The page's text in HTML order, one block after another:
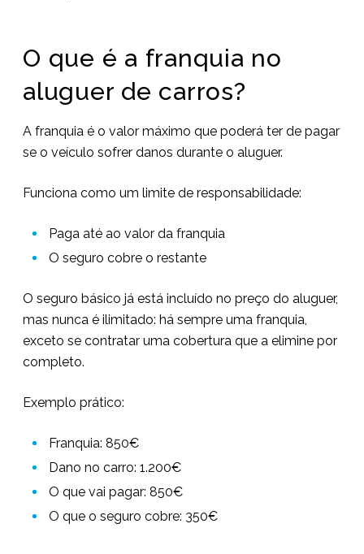
O que é a franquia no
aluguer de carros?
A franquia é o valor máximo que poderá ter de pagar
se o veículo sofrer danos durante o aluguer.
Funciona como um limite de responsabilidade:
Paga até ao valor da franquia
O seguro cobre o restante
O seguro básico já está incluído no preço do aluguer,
mas nunca é ilimitado: há sempre uma franquia,
exceto se contratar uma cobertura que a elimine por
completo.
Exemplo prático:
Franquia: 850€
Dano no carro: 1.200€
O que vai pagar: 850€
O que o seguro cobre: 350€